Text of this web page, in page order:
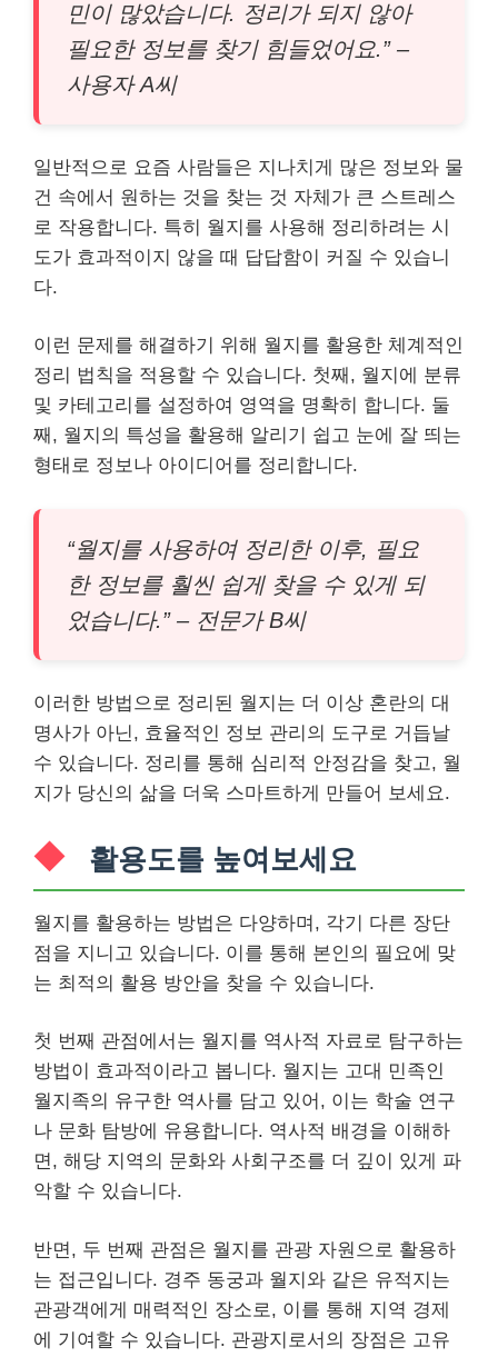
민이 많았습니다. 정리가 되지 않아
필요한 정보를 찾기 힘들었어요.” –
사용자 A씨
일반적으로 요즘 사람들은 지나치게 많은 정보와 물
건 속에서 원하는 것을 찾는 것 자체가 큰 스트레스
로 작용합니다. 특히 월지를 사용해 정리하려는 시
도가 효과적이지 않을 때 답답함이 커질 수 있습니
다.
이런 문제를 해결하기 위해 월지를 활용한 체계적인
정리 법칙을 적용할 수 있습니다. 첫째, 월지에 분류
및 카테고리를 설정하여 영역을 명확히 합니다. 둘
째, 월지의 특성을 활용해 알리기 쉽고 눈에 잘 띄는
형태로 정보나 아이디어를 정리합니다.
“월지를 사용하여 정리한 이후, 필요
한 정보를 훨씬 쉽게 찾을 수 있게 되
었습니다.” – 전문가 B씨
이러한 방법으로 정리된 월지는 더 이상 혼란의 대
명사가 아닌, 효율적인 정보 관리의 도구로 거듭날
수 있습니다. 정리를 통해 심리적 안정감을 찾고, 월
지가 당신의 삶을 더욱 스마트하게 만들어 보세요.
활용도를 높여보세요
월지를 활용하는 방법은 다양하며, 각기 다른 장단
점을 지니고 있습니다. 이를 통해 본인의 필요에 맞
는 최적의 활용 방안을 찾을 수 있습니다.
첫 번째 관점에서는 월지를 역사적 자료로 탐구하는
방법이 효과적이라고 봅니다. 월지는 고대 민족인
월지족의 유구한 역사를 담고 있어, 이는 학술 연구
나 문화 탐방에 유용합니다. 역사적 배경을 이해하
면, 해당 지역의 문화와 사회구조를 더 깊이 있게 파
악할 수 있습니다.
반면, 두 번째 관점은 월지를 관광 자원으로 활용하
는 접근입니다. 경주 동궁과 월지와 같은 유적지는
관광객에게 매력적인 장소로, 이를 통해 지역 경제
에 기여할 수 있습니다. 관광지로서의 장점은 고유